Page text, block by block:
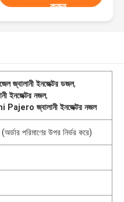
করুন
জ্বালানী ইনজেক্টর ডজল,
ইনজেক্টর নজল,
জ্বালানী ইনজেক্টর নজল
পরিমাণের উপর নির্ভর করে)